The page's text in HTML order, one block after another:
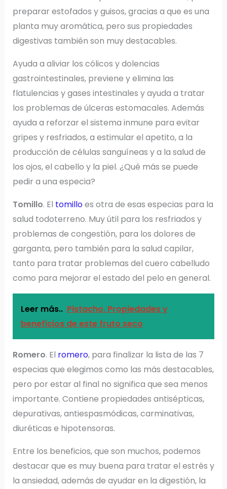
preparar estofados y guisos, gracias a que es una
planta muy aromática, pero sus propiedades
digestivas también son muy destacables.
Ayuda a aliviar los cólicos y dolencias
gastrointestinales, previene y elimina las
flatulencias y gases intestinales y ayuda a tratar
los problemas de úlceras estomacales. Además
ayuda a reforzar el sistema inmune para evitar
gripes y resfriados, a estimular el apetito, a la
producción de células sanguíneas y a la salud de
los ojos, el cabello y la piel. ¿Qué más se puede
pedir a una especia?
Tomillo. El tomilloes otra de esas especias para la
salud todoterreno. Muy útil para los resfriados y
problemas de congestión, para los dolores de
garganta, pero también para la salud capilar,
tanto para tratar problemas del cuero cabelludo
como para mejorar el estado del pelo en general.
Leer más.. Pistacho. Propiedades y
beneficios de este fruto seco
Romero. El romero, para finalizar la lista de las 7
especias que elegimos como las más destacables,
pero por estar al final no significa que sea menos
importante. Contiene propiedades antisépticas,
depurativas, antiespasmódicas, carminativas,
diuréticas e hipotensoras.
Entre los beneficios, que son muchos, podemos
destacar que es muy buena para tratar el estrés y
la ansiedad, además de ayudar en la digestión, la